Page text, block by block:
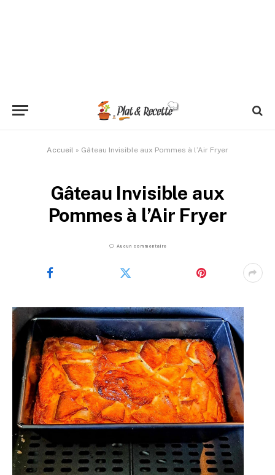
Accueil » Gâteau Invisible aux Pommes à l’Air Fryer
Gâteau Invisible aux
Pommes à l’Air Fryer
Aucun commentaire